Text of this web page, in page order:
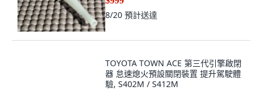
8/20 預計送達
TOYOTA TOWN ACE 第三代引擎啟閉
器 怠速熄火預設關閉裝置 提升駕駛體
驗, S402M / S412M